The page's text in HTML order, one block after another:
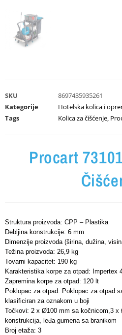
SKU
8697435935261
Kategorije
Hotelska kolica i
Tags
Kolica za čišćenje,
Procart
Struktura proizvoda: CPP – Plastika
Debljina konstrukcije: 6 mm
Dimenzije proizvoda (širina, dužina,
Težina proizvoda: 26,9 kg
Tovarni kapacitet: 190 kg
Karakteristika korpe za otpad: Impertex
Zapremina korpe za otpad: 120 lt
Poklopac za otpad: Poklopac za otpad
klasificiran za oznakom u boji
Točkovi: 2 x Ø100 mm sa kočnicom,3
konstrukcija, leđa gumena sa branikom
Broj etaža: 3